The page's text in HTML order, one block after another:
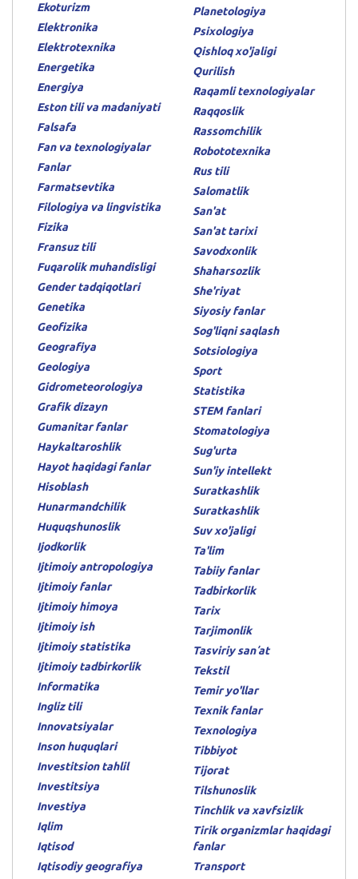
Ekoturizm
Elektronika
Elektrotexnika
Energetika
Energiya
Eston tili va madaniyati
Falsafa
Fan va texnologiyalar
Fanlar
Farmatsevtika
Filologiya va lingvistika
Fizika
Fransuz tili
Fuqarolik muhandisligi
Gender tadqiqotlari
Genetika
Geofizika
Geografiya
Geologiya
Gidrometeorologiya
Grafik dizayn
Gumanitar fanlar
Haykaltaroshlik
Hayot haqidagi fanlar
Hisoblash
Hunarmandchilik
Huquqshunoslik
Ijodkorlik
Ijtimoiy antropologiya
Ijtimoiy fanlar
Ijtimoiy himoya
Ijtimoiy ish
Ijtimoiy statistika
Ijtimoiy tadbirkorlik
Informatika
Ingliz tili
Innovatsiyalar
Inson huquqlari
Investitsion tahlil
Investitsiya
Investiya
Iqlim
Iqtisod
Iqtisodiy geografiya
Planetologiya
Psixologiya
Qishloq xo'jaligi
Qurilish
Raqamli texnologiyalar
Raqqoslik
Rassomchilik
Robototexnika
Rus tili
Salomatlik
San'at
San'at tarixi
Savodxonlik
Shaharsozlik
She'riyat
Siyosiy fanlar
Sog'liqni saqlash
Sotsiologiya
Sport
Statistika
STEM fanlari
Stomatologiya
Sug'urta
Sun'iy intellekt
Suratkashlik
Suratkashlik
Suv xo'jaligi
Ta'lim
Tabiiy fanlar
Tadbirkorlik
Tarix
Tarjimonlik
Tasviriy sanʼat
Tekstil
Temir yo'llar
Texnik fanlar
Texnologiya
Tibbiyot
Tijorat
Tilshunoslik
Tinchlik va xavfsizlik
Tirik organizmlar haqidagi
fanlar
Transport